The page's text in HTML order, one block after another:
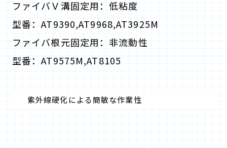
ファイバＶ溝固定用：低粘度
型番：AT9390,AT9968,AT3925M
ファイバ根元固定用：非流動性
型番：AT9575M,AT8105
紫外線硬化による簡敏な作業性